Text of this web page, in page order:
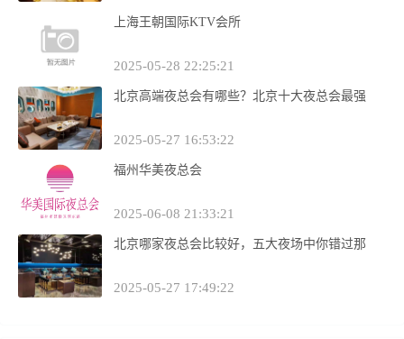
上海王朝国际KTV会所
2025-05-28 22:25:21
北京高端夜总会有哪些？北京十大夜总会最强
2025-05-27 16:53:22
福州华美夜总会
2025-06-08 21:33:21
北京哪家夜总会比较好，五大夜场中你错过那
2025-05-27 17:49:22